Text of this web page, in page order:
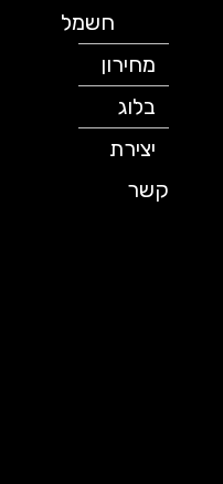
חשמל
מחירון
יצירת
קשר